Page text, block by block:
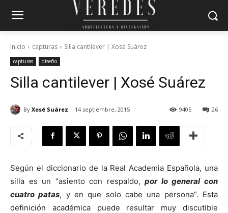
Inicio capturas Silla cantilever | Xosé Suárez
capturas diseño
Silla cantilever | Xosé Suárez
By Xosé Suárez 14 septiembre, 2015 26
9405
Según el diccionario de la Real Academia Española, una
silla es un “asiento con respaldo,por lo general con
cuatro patas, y en que solo cabe una persona”. Esta
definición académica puede resultar muy discutible